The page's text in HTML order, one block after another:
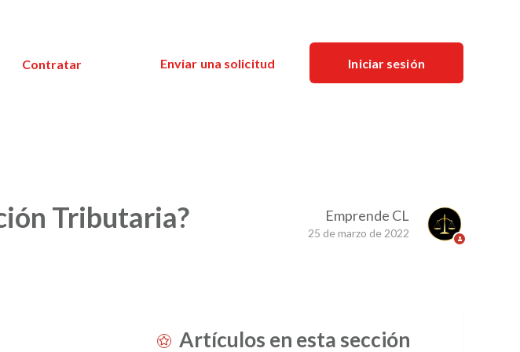
Contratar Enviar una solicitud Iniciar sesión
Tributaria? Emprende CL
25 de marzo de 2022
Artículos en esta sección